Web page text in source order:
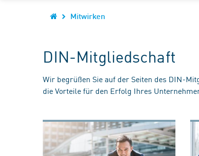
Mitwirken
DIN-Mitgliedschaft
Wir begrüßen Sie auf der Seiten des DIN-
die Vorteile für den Erfolg Ihres